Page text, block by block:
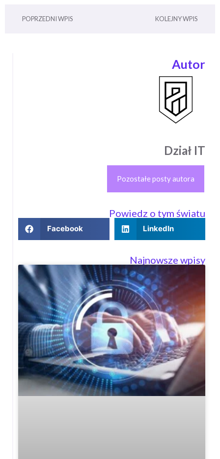
POPRZEDNI WPIS KOLEJNY WPIS
Autor
Dział IT
Pozostałe posty autora
Powiedz o tym światu
Facebook LinkedIn
Najnowsze wpisy